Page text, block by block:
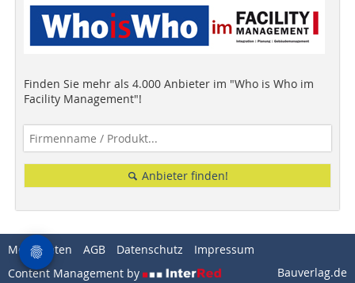
Finden Sie mehr als 4.000 Anbieter im "Who is Who im
Facility Management"!
Anbieter finden!
Mediadaten AGB Datenschutz
Impressum
Content Management by
Bauverlag.de